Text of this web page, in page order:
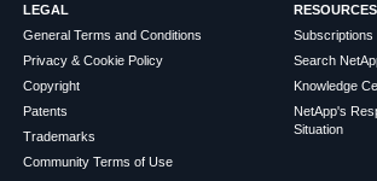
LEGAL
General Terms and Conditions
Privacy & Cookie Policy
Copyright
Patents
Trademarks
Community Terms of Use
RESOURCES
Subscriptions
Search
Knowledge
NetApp's
Situation